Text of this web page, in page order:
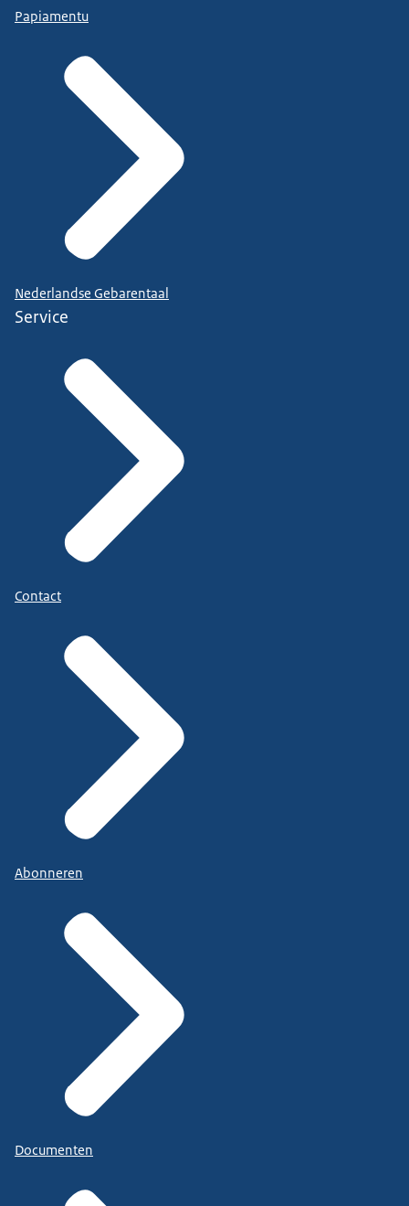
Papiamentu
Nederlandse Gebarentaal
Service
Contact
Abonneren
Documenten